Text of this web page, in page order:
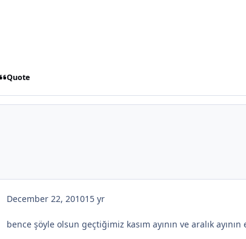
Quote
December 22, 201015 yr
bence şöyle olsun geçtiğimiz kasım ayının ve aralık